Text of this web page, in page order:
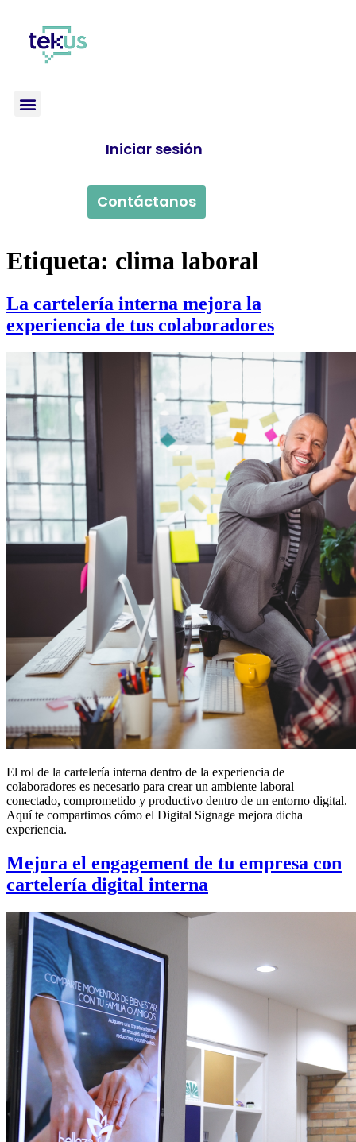
Iniciar sesión
Contáctanos
Etiqueta: clima laboral
La cartelería interna mejora la
experiencia de tus colaboradores
El rol de la cartelería interna dentro de la experiencia de
colaboradores es necesario para crear un ambiente laboral
conectado, comprometido y productivo dentro de un entorno digital.
Aquí te compartimos cómo el Digital Signage mejora dicha
experiencia.
Mejora el engagement de tu empresa con
cartelería digital interna